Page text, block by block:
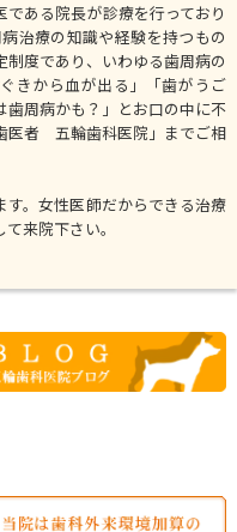
ある院長が診療を行っており
治療の知識や経験を持つもの
度であり、いわゆる歯周病の
きから血が出る」「歯がうご
歯周病かも？」とお口の中に不
医者 五輪歯科医院」までご相
す。女性医師だからできる治療
来院下さい。